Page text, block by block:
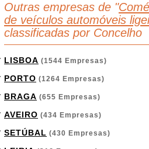
Outras empresas de "
de veículos automóveis
classificadas por Concelho
LISBOA (1544 Empresas)
PORTO (1264 Empresas)
BRAGA (655 Empresas)
AVEIRO (434 Empresas)
SETÚBAL (430 Empresas)